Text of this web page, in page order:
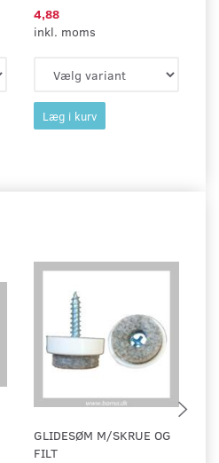
4,88
inkl. moms
Læg i kurv
GLIDESØM M/SKRUE OG
FILT